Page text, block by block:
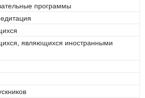
программы
являющихся иностранными